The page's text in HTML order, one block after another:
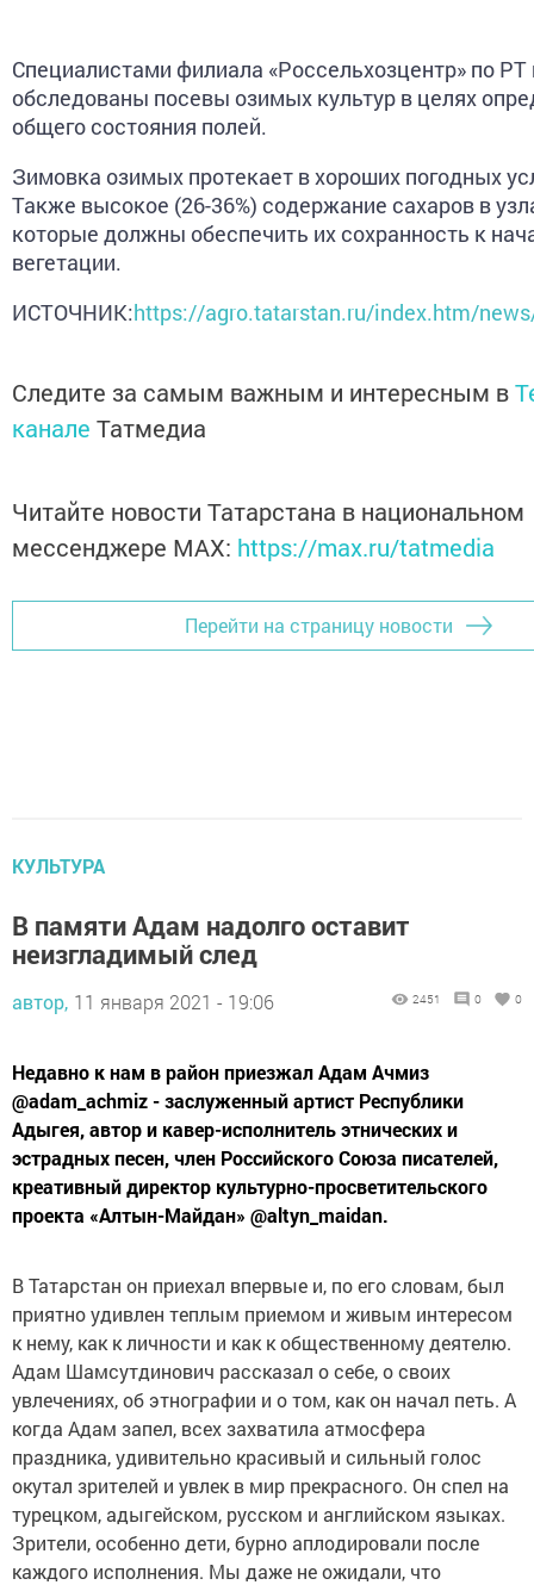
Специалистами филиала «Россельхозцентр» по
обследованы посевы озимых культур в целях
общего состояния полей.
Зимовка озимых протекает в хороших погодных
Также высокое (26-36%) содержание сахаров в
которые должны обеспечить их сохранность к
вегетации.
ИСТОЧНИК:https://agro.tatarstan.ru/index.htm/
Следите за самым важным и интересным в
канале Татмедиа
Читайте новости Татарстана в национальном
мессенджере MАХ: https://max.ru/tatmedia
Перейти на страницу новости
КУЛЬТУРА
В памяти Адам надолго оставит
неизгладимый след
автор, 11 января 2021 - 19:06 2451 0 0
Недавно к нам в район приезжал Адам Ачмиз
@adam_achmiz - заслуженный артист Республики
Адыгея, автор и кавер-исполнитель этнических и
эстрадных песен, член Российского Союза писателей,
креативный директор культурно-просветительского
проекта «Алтын-Майдан» @altyn_maidan.
В Татарстан он приехал впервые и, по его словам, был
приятно удивлен теплым приемом и живым интересом
к нему, как к личности и как к общественному деятелю.
Адам Шамсутдинович рассказал о себе, о своих
увлечениях, об этнографии и о том, как он начал петь. А
когда Адам запел, всех захватила атмосфера
праздника, удивительно красивый и сильный голос
окутал зрителей и увлек в мир прекрасного. Он спел на
турецком, адыгейском, русском и английском языках.
Зрители, особенно дети, бурно аплодировали после
каждого исполнения. Мы даже не ожидали, что